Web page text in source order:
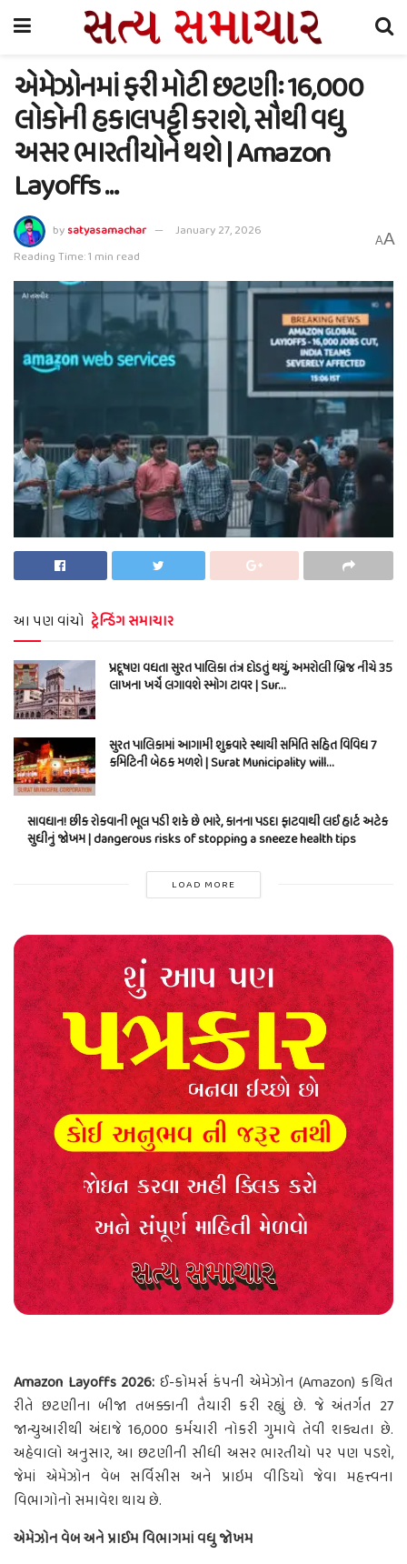
એમેઝોનમાં ફરી મોટી છટણીઃ 16,000
લોકોની હકાલપટ્ટી કરાશે, સૌથી વધુ
અસર ભારતીયોને થશે | Amazon
Layoffs …
bysatyasamachar
January 27, 2026
Reading Time: 1 min read
AA
આ પણ વાંચો ટ્રેન્ડિંગ સમાચાર
પ્રદૂષણ વધતા સુરત પાલિકા તંત્ર દોડતું થયું, અમરોલી બ્રિજ નીચે 35
લાખના ખર્ચે લગાવશે સ્મોગ ટાવર | Sur…
સુરત પાલિકામાં આગામી શુક્રવારે સ્થાયી સમિતિ સહિત વિવિધ 7
કમિટિની બેઠક મળશે | Surat Municipality will…
સાવધાન! છીંક રોકવાની ભૂલ પડી શકે છે ભારે, કાનના પડદા ફાટવાથી લઈ હાર્ટ અટેક
સુધીનું જોખમ | dangerous risks of stopping a sneeze health tips
LOAD MORE
Amazon Layoffs 2026: ઈ-કોમર્સ કંપની એમેઝોન (Amazon) કથિત
રીતે છટણીના બીજા તબક્કાની તૈયારી કરી રહ્યું છે. જે અંતર્ગત 27
જાન્યુઆરીથી અંદાજે 16,000 કર્મચારી નોકરી ગુમાવે તેવી શક્યતા છે.
અહેવાલો અનુસાર, આ છટણીની સીધી અસર ભારતીયો પર પણ પડશે,
જેમાં એમેઝોન વેબ સર્વિસીસ અને પ્રાઇમ વીડિયો જેવા મહત્ત્વના
વિભાગોનો સમાવેશ થાય છે.
એમેઝોન વેબ અને પ્રાઈમ વિભાગમાં વધુ જોખમ